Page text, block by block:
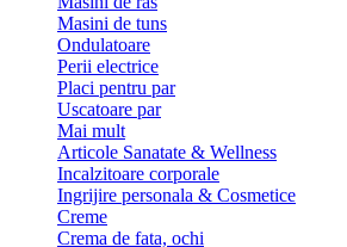
Masini de tuns
Ondulatoare
Perii electrice
Placi pentru par
Uscatoare par
Mai mult
Articole Sanatate & Wellness
Incalzitoare corporale
Ingrijire personala & Cosmetice
Creme
Crema de fata, ochi